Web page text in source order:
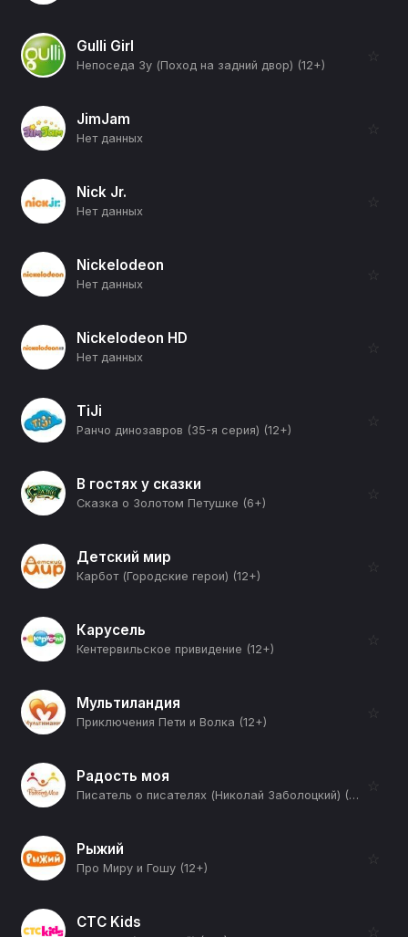
Gulli Girl
Непоседа Зу (Поход на задний двор) (12+)
☆
JimJam
Нет данных
☆
Nick Jr.
Нет данных
☆
Nickelodeon
Нет данных
☆
Nickelodeon HD
Нет данных
☆
TiJi
Ранчо динозавров (35-я серия) (12+)
☆
В гостях у сказки
Сказка о Золотом Петушке (6+)
☆
Детский мир
Карбот (Городские герои) (12+)
☆
Карусель
Кентервильское привидение (12+)
☆
Мультиландия
Приключения Пети и Волка (12+)
☆
Радость моя
Писатель о писателях (Николай Заболоцкий) (12+)
☆
Рыжий
Про Миру и Гошу (12+)
☆
СТС Kids ☆